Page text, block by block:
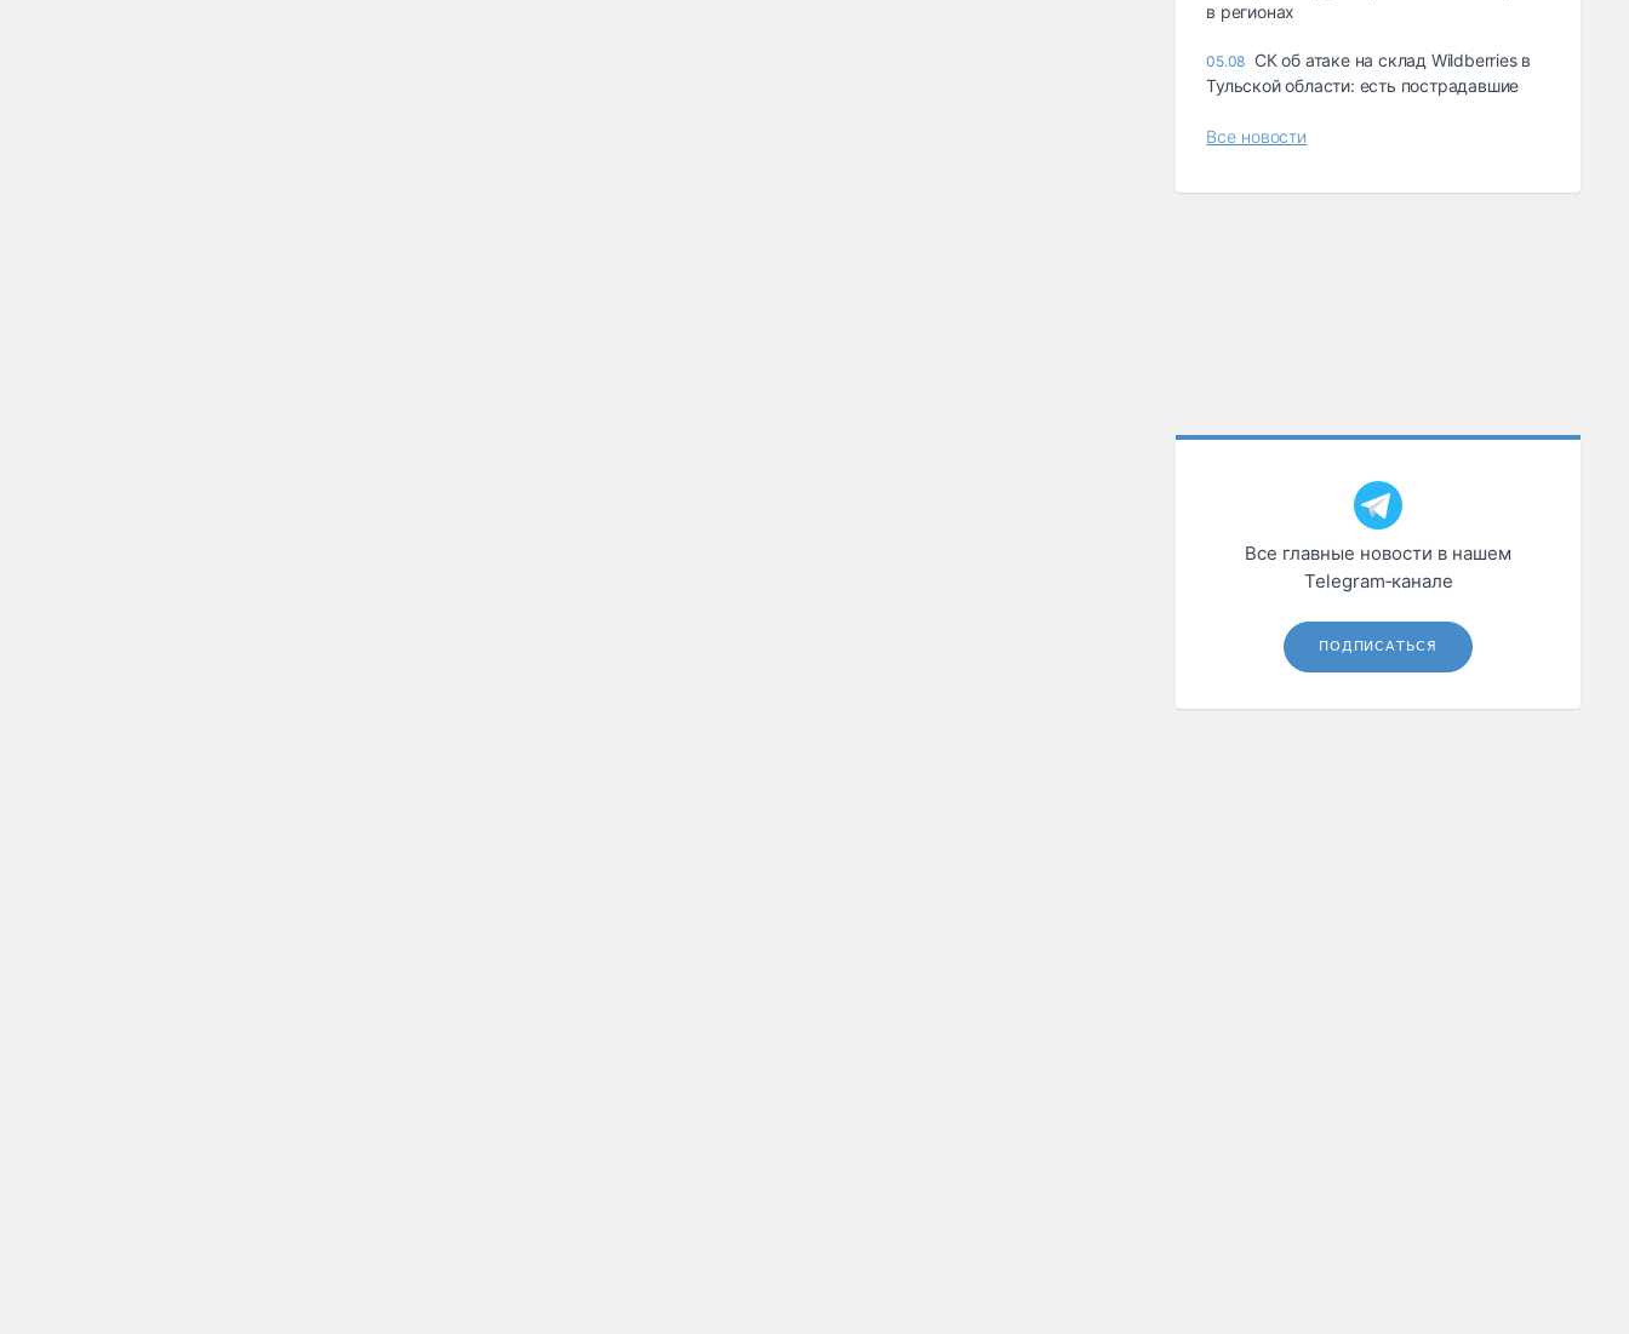
в регионах
05.08 СК об атаке на склад Wildberries в
Тульской области: есть пострадавшие
Все новости
Все главные новости в нашем
Telegram‑канале
ПОДПИСАТЬСЯ